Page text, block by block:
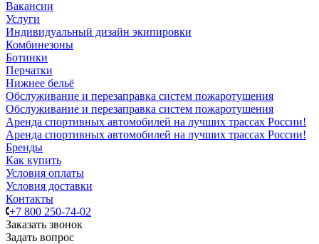
Вакансии
Услуги
Индивидуальный дизайн экипировки
Комбинезоны
Ботинки
Перчатки
Нижнее бельё
Обслуживание и перезаправка систем пожаротушения
Обслуживание и перезаправка систем пожаротушения
Аренда спортивных автомобилей на лучших трассах России!
Аренда спортивных автомобилей на лучших трассах России!
Бренды
Как купить
Условия оплаты
Условия доставки
Контакты
+7 800 250-74-02
Заказать звонок
Задать вопрос